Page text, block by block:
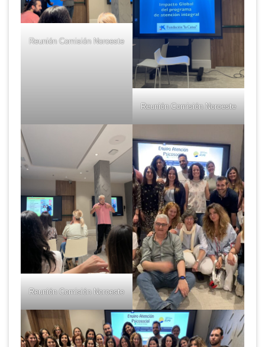
Reunión Comisión Noroeste
Reunión Comisión Noroeste
Reunión Comisión Noroeste